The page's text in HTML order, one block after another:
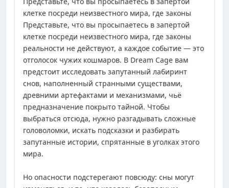
клетке посреди неизвестного мира, где законы
Представьте, что вы просыпаетесь в запертой
клетке посреди неизвестного мира, где законы
реальности не действуют, а каждое событие — это
отголосок чужих кошмаров. В Dream Cage вам
предстоит исследовать запутанный лабиринт
снов, наполненный странными существами,
древними артефактами и механизмами, чьё
предназначение покрыто тайной. Чтобы
выбраться отсюда, нужно разгадывать сложные
головоломки, искать подсказки и разбирать
запутанные истории, спрятанные в уголках этого
мира.
Но опасности подстерегают повсюду: сны могут